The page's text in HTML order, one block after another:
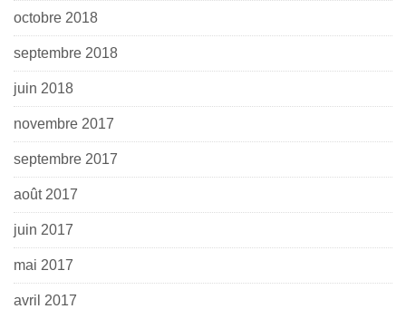
octobre 2018
septembre 2018
juin 2018
novembre 2017
septembre 2017
août 2017
juin 2017
mai 2017
avril 2017